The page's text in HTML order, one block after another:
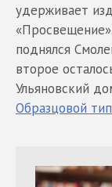
удерживает
поднялся
второе
Ульяновский
Образцовой